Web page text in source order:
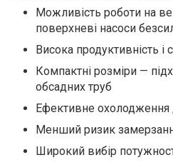
Можливість роботи на
поверхневі насоси
Висока продуктивність і
Компактні розміри —
обсадних труб
Ефективне
Менший ризик
Широкий вибір